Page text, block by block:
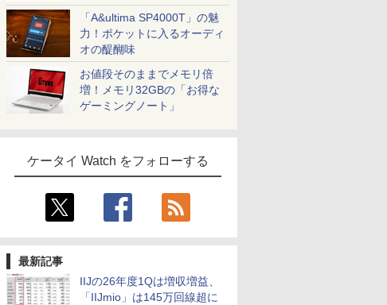
「A&ultima SP4000T」の魅
力！ポケットに入るオーディ
オの醍醐味
お値段そのままでメモリ倍
増！メモリ32GBの「お得な
ゲーミングノート」
ケータイ Watch をフォローする
最新記事
IIJの26年度1Qは増収増益、
「IIJmio」は145万回線超に